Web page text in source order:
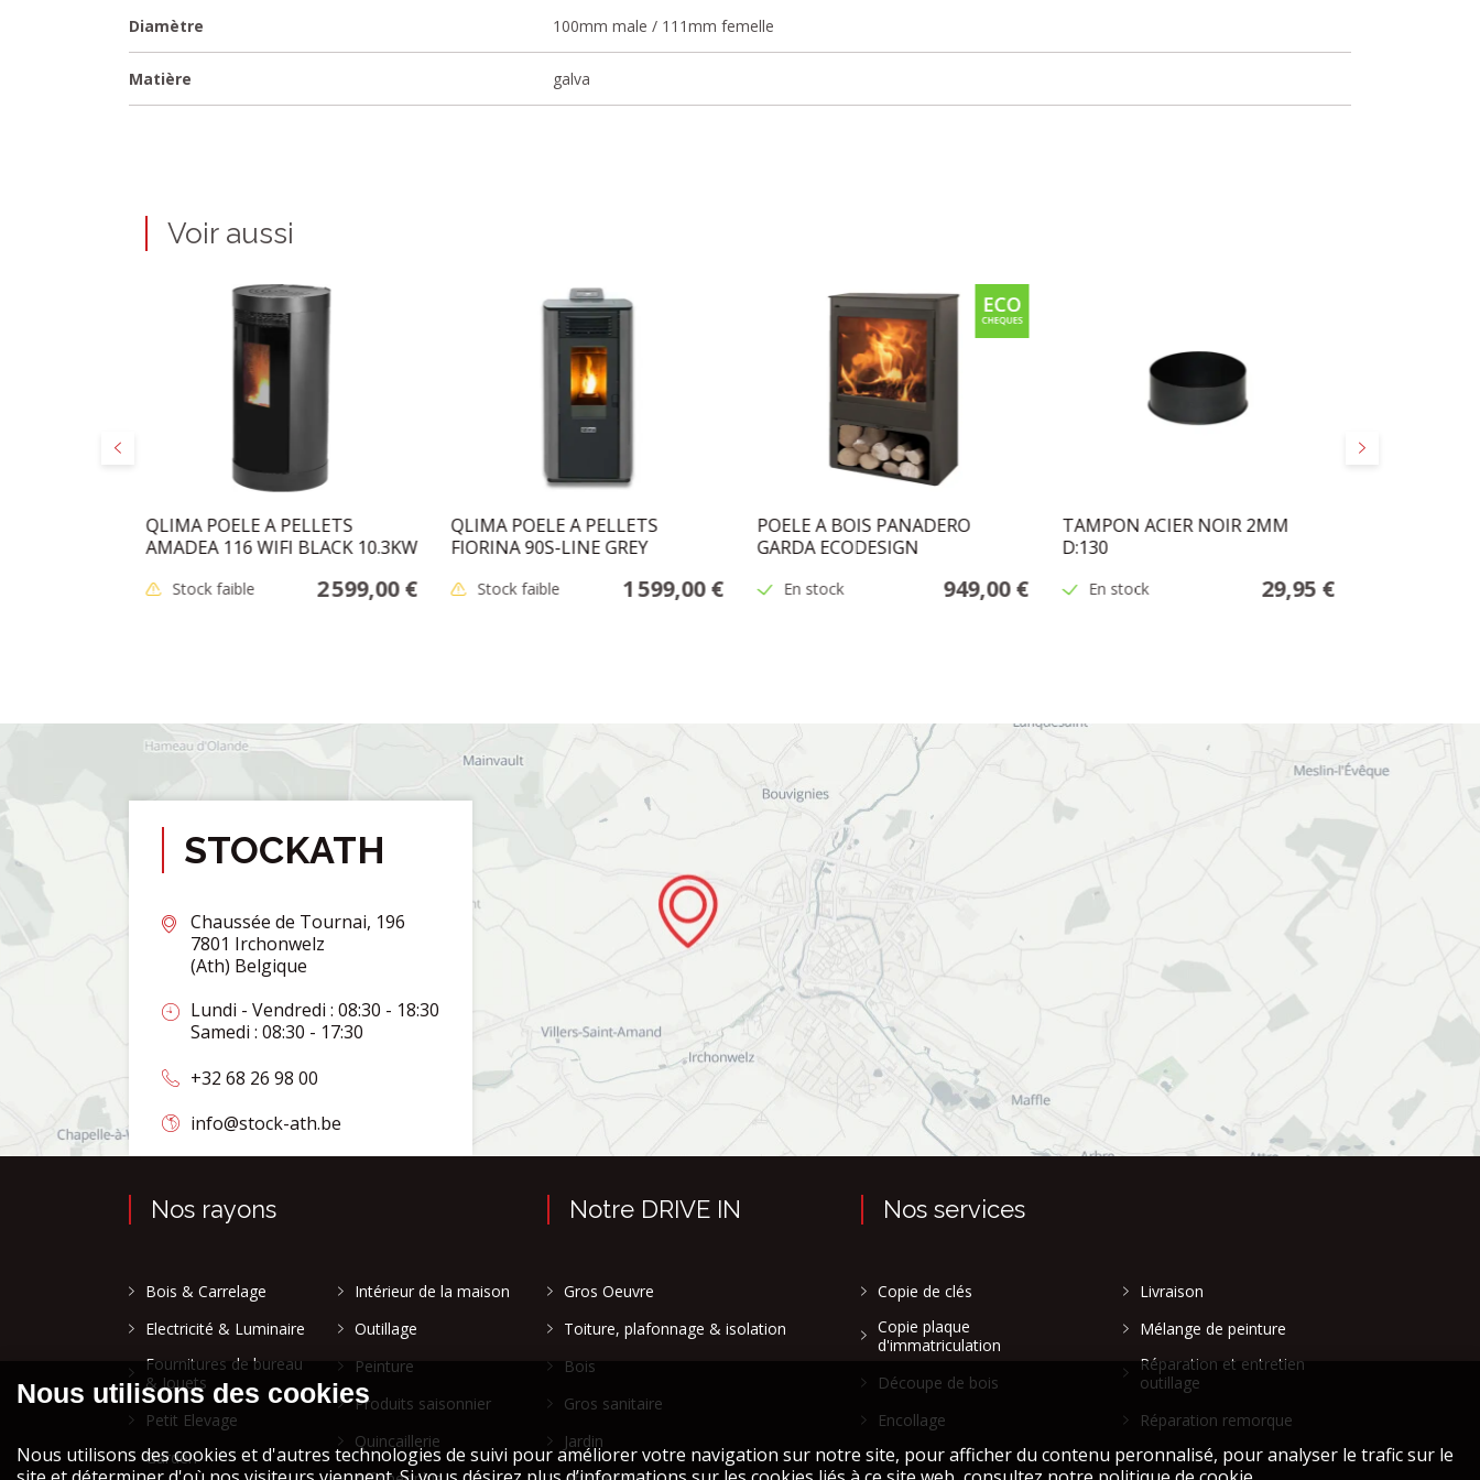
Diamètre 100mm male / 111mm femelle
Matière galva
Voir aussi
Précédent Suivant
QLIMA POELE A PELLETS
AMADEA 116 WIFI BLACK 10.3KW
Stock faible 2 599,00 €
QLIMA POELE A PELLETS
FIORINA 90S-LINE GREY
Stock faible 1 599,00 €
POELE A BOIS PANADERO
GARDA ECODESIGN
En stock 949,00 €
TAMPON ACIER NOIR 2MM
D:130
En stock 29,95 €
STOCKATH
Chaussée de Tournai, 196
7801 Irchonwelz
(Ath) Belgique
Lundi - Vendredi : 08:30 - 18:30
Samedi : 08:30 - 17:30
+32 68 26 98 00
info@stock-ath.be
Nos rayons
Bois & Carrelage
Electricité & Luminaire
Fournitures de bureau
& Jouets
Petit Elevage
Garden
Intérieur de la maison
Outillage
Peinture
Produits saisonnier
Quincaillerie
Notre DRIVE IN
Gros Oeuvre
Toiture, plafonnage & isolation
Bois
Gros sanitaire
Jardin
Nos services
Copie de clés
Copie plaque
d'immatriculation
Découpe de bois
Encollage
Livraison
Mélange de peinture
Réparation et entretien
outillage
Réparation remorque